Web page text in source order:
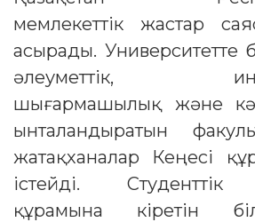
мемлекеттік жастар
асырады. Университетте
әлеуметтік,
шығармашылық және
ынталандыратын
жатақханалар Кеңесі
істейді. Студенттік
құрамына кіретін